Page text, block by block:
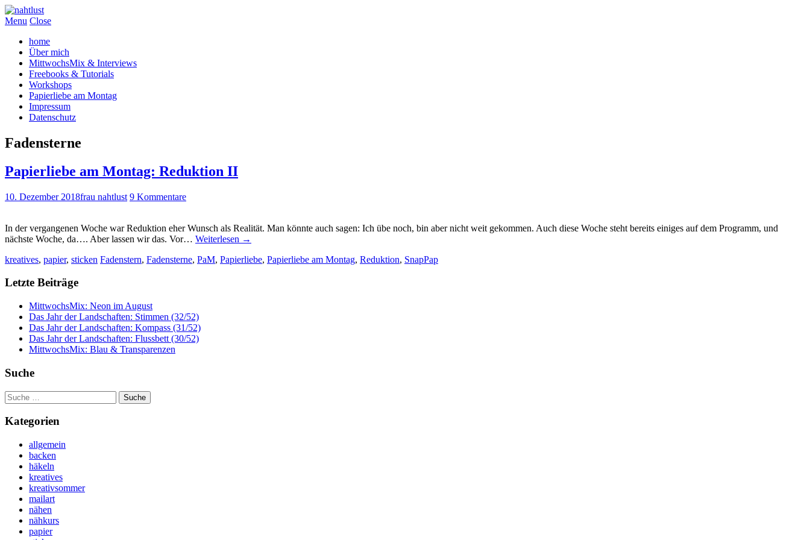
Menu Close
home
Über mich
MittwochsMix & Interviews
Freebooks & Tutorials
Workshops
Papierliebe am Montag
Impressum
Datenschutz
Fadensterne
Papierliebe am Montag: Reduktion II
10. Dezember 2018frau nahtlust 9 Kommentare
In der vergangenen Woche war Reduktion eher Wunsch als Realität. Man könnte auch sagen: Ich übe noch, bin aber nicht weit gekommen. Auch diese Woche steht bereits einiges auf dem Programm, und
nächste Woche, da…. Aber lassen wir das. Vor… Weiterlesen →
kreatives, papier, sticken Fadenstern, Fadensterne, PaM, Papierliebe, Papierliebe am Montag, Reduktion, SnapPap
Letzte Beiträge
MittwochsMix: Neon im August
Das Jahr der Landschaften: Stimmen (32/52)
Das Jahr der Landschaften: Kompass (31/52)
Das Jahr der Landschaften: Flussbett (30/52)
MittwochsMix: Blau & Transparenzen
Suche
Suche
nach:
Kategorien
allgemein
backen
häkeln
kreatives
kreativsommer
mailart
nähen
nähkurs
papier